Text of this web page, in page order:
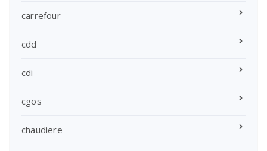
carrefour
cdd
cdi
cgos
chaudiere